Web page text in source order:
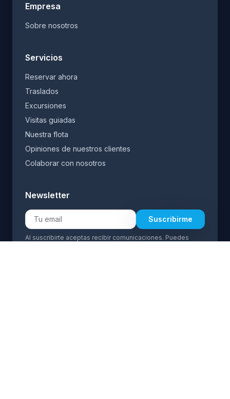
Empresa
Sobre nosotros
Servicios
Reservar ahora
Traslados
Excursiones
Visitas guiadas
Nuestra flota
Opiniones de nuestros clientes
Colaborar con nosotros
Newsletter
Suscribirme
Al suscribirte aceptas recibir comunicaciones. Puedes